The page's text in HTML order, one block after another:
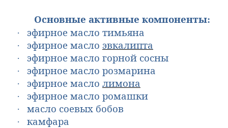
Основные активные компоненты:
· эфирное масло тимьяна
· эфирное масло эвкалипта
· эфирное масло горной сосны
· эфирное масло розмарина
· эфирное масло лимона
· эфирное масло ромашки
· масло соевых бобов
· камфара